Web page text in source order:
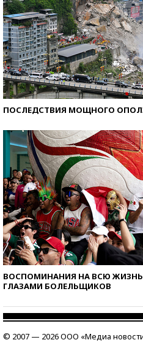
ПОСЛЕДСТВИЯ МОЩНОГО
ВОСПОМИНАНИЯ НА ВСЮ
ГЛАЗАМИ БОЛЕЛЬЩИКОВ
© 2007 — 2026 ООО «Медиа